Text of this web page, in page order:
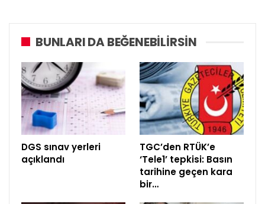
BUNLARI DA BEĞENEBILIRSIN
DGS sınav yerleri
açıklandı
TGC’den RTÜK’e
‘Tele1’ tepkisi: Basın
tarihine geçen kara
bir…